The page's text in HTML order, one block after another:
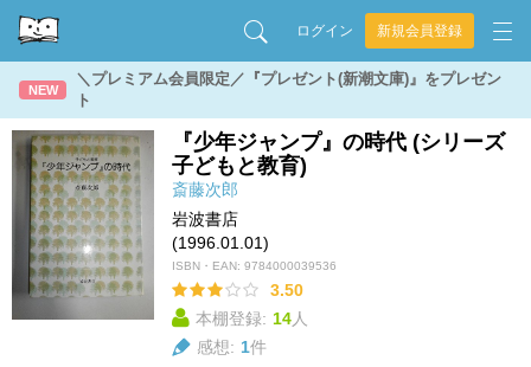
ログイン 新規会員登録
NEW
＼プレミアム会員限定／『プレゼント(新潮文庫)』をプレゼン
ト
『少年ジャンプ』の時代 (シリーズ
子どもと教育)
斎藤次郎
岩波書店
(1996.01.01)
ISBN・EAN: 9784000039536
3.50
本棚登録: 14人
感想: 1件